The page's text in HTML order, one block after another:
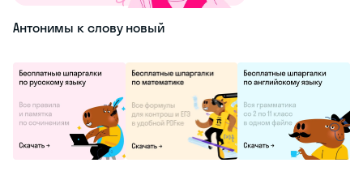
Антонимы к слову новый